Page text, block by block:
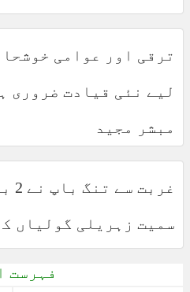
ترقی اور عوامی
لیے نئی قیادت ضروری
مبشر مجید
سمیت زہریلی گولیاں
فہرست